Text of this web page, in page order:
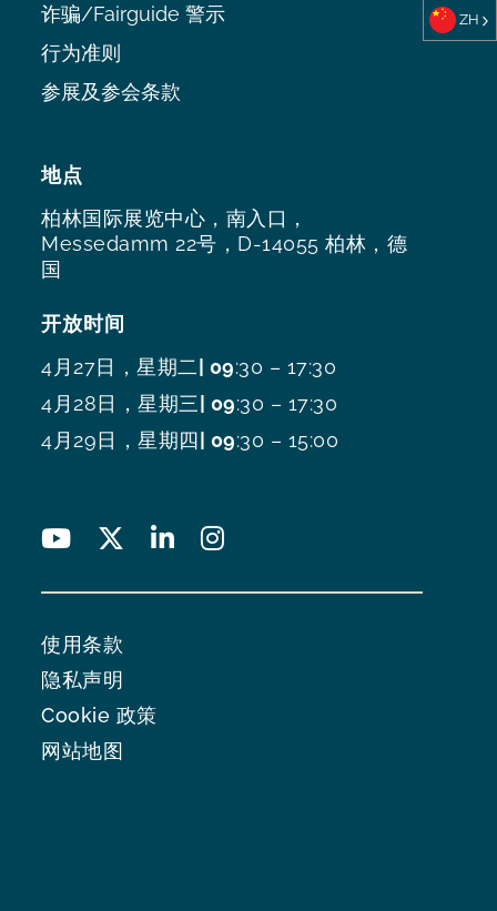
地点
柏林国际展览中心，南入口，
Messedamm 22号，D-14055 柏林，德
国
开放时间
4月27日，星期二| 09:30 – 17:30
4月28日，星期三| 09:30 – 17:30
4月29日，星期四| 09:30 – 15:00
诈骗/Fairguide 警示
行为准则
参展及参会条款
使用条款
隐私声明
Cookie 政策
网站地图
ZH